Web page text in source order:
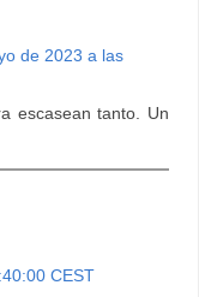
de 2023 a las
escasean tanto. Un
CEST